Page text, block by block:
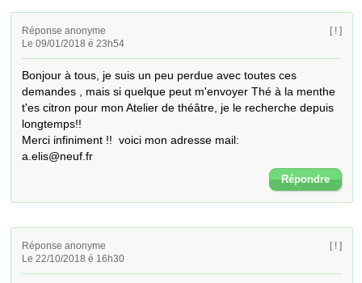
Réponse anonyme
Le 09/01/2018 é 23h54
[ ! ]
Bonjour à tous, je suis un peu perdue avec toutes ces
demandes , mais si quelque peut m'envoyer Thé à la menthe
t'es citron pour mon Atelier de théâtre, je le recherche depuis
longtemps!!
Merci infiniment !!  voici mon adresse mail:
a.elis@neuf.fr
Répondre
Réponse anonyme
Le 22/10/2018 é 16h30
[ ! ]